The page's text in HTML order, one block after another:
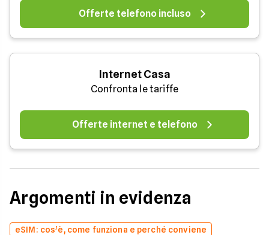
Offerte telefono incluso
Internet Casa
Confronta le tariffe
Offerte internet e telefono
Argomenti in evidenza
eSIM: cos’è, come funziona e perché conviene